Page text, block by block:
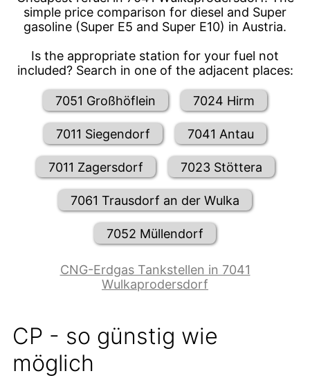
simple price comparison for diesel and Super
gasoline (Super E5 and Super E10) in Austria.
Is the appropriate station for your fuel not
included? Search in one of the adjacent places:
7051 Großhöflein 7024 Hirm
7011 Siegendorf 7041 Antau
7011 Zagersdorf 7023 Stöttera
7061 Trausdorf an der Wulka
7052 Müllendorf
CNG-Erdgas Tankstellen in 7041
Wulkaprodersdorf
CP - so günstig wie
möglich